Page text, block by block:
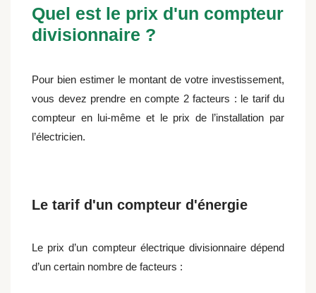
Quel est le prix d'un compteur
divisionnaire ?
Pour bien estimer le montant de votre investissement,
vous devez prendre en compte 2 facteurs : le tarif du
compteur en lui-même et le prix de l’installation par
l’électricien.
Le tarif d'un compteur d'énergie
Le prix d’un compteur électrique divisionnaire dépend
d’un certain nombre de facteurs :